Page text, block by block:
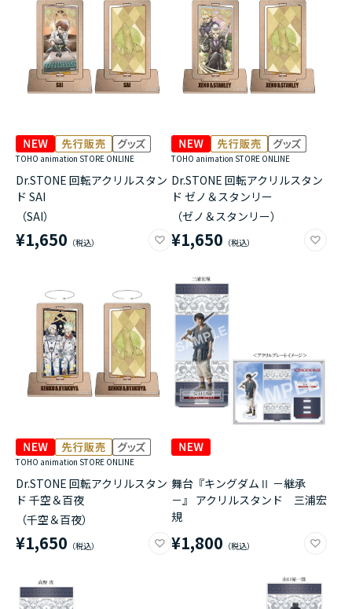
TOHO animation STORE ONLINE
Dr.STONE 回転アクリルスタン
ド SAI
（SAI）
¥1,650
TOHO animation STORE ONLINE
Dr.STONE 回転アクリルスタン
ド ゼノ＆スタンリー
（ゼノ＆スタンリー）
¥1,650
TOHO animation STORE ONLINE
Dr.STONE 回転アクリルスタン
ド 千空＆百夜
（千空＆百夜）
¥1,650
舞台『キングダムⅡ －継承
－』 アクリルスタンド 三浦宏
規
¥1,800